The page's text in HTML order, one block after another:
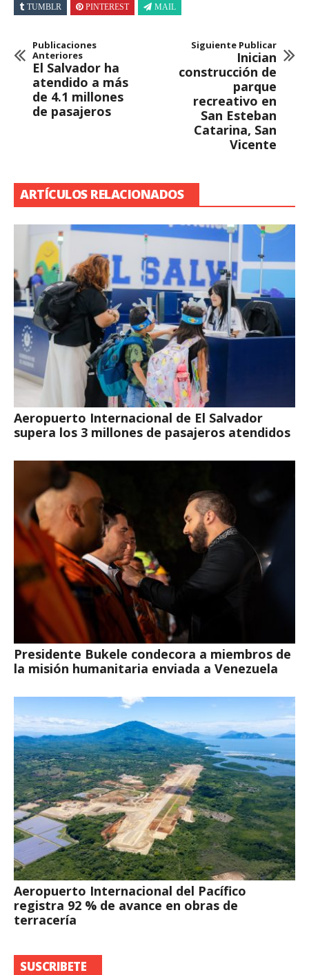
TUMBLR PINTEREST MAIL
Publicaciones
Anteriores
El Salvador ha
atendido a más
de 4.1 millones
de pasajeros
Siguiente Publicar
Inician
construcción de
parque
recreativo en
San Esteban
Catarina, San
Vicente
ARTÍCULOS RELACIONADOS
Aeropuerto Internacional de El Salvador
supera los 3 millones de pasajeros atendidos
Presidente Bukele condecora a miembros de
la misión humanitaria enviada a Venezuela
Aeropuerto Internacional del Pacífico
registra 92 % de avance en obras de
terracería
SUSCRIBETE